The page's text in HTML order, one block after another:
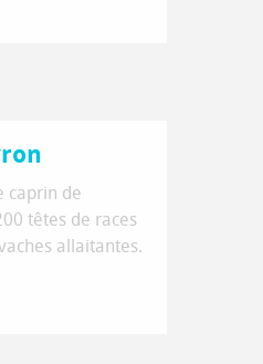
caprin de
têtes de races
allaitantes.